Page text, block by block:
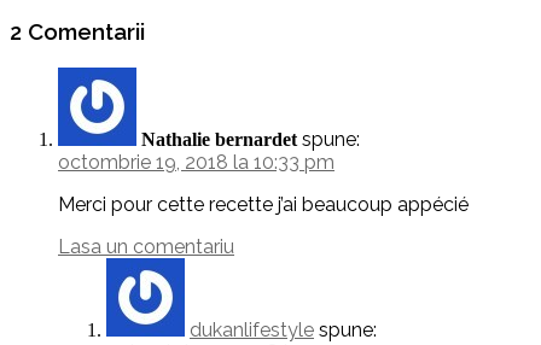
2 Comentarii
Nathalie bernardet spune:
octombrie 19, 2018 la 10:33 pm
Merci pour cette recette j’ai beaucoup appécié
Lasa un comentariu
dukanlifestyle spune: